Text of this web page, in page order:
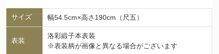
サイズ 幅54.5cm×高さ190cm（尺五）
表装
洛彩緞子本表装
※表装柄が画像と異なる場合がございます